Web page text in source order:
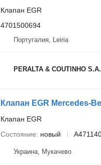
Клапан EGR
4701500694
Португалия, Leiria
PERALTA & COUTINHO S.A.
Клапан EGR
Состояние
новый
Украина, Мукачево